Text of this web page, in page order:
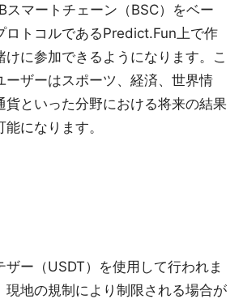
スマートチェーン（BSC）をベー
ロトコルであるPredict.Fun上で作
けに参加できるようになります。こ
ーザーはスポーツ、経済、世界情
貨といった分野における将来の結果
になります。
ザー（USDT）を使用して行われま
現地の規制により制限される場合が